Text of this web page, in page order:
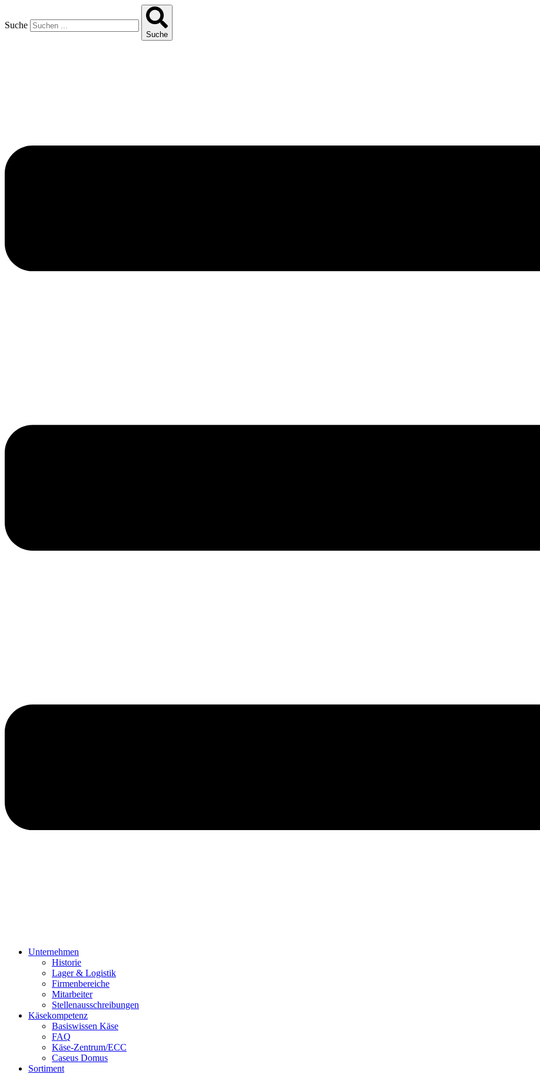
Suche
Suche
Unternehmen
Historie
Lager & Logistik
Firmenbereiche
Mitarbeiter
Stellenausschreibungen
Käsekompetenz
Basiswissen Käse
FAQ
Käse-Zentrum/ECC
Caseus Domus
Sortiment